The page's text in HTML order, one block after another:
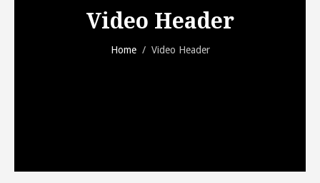
Video Header
Home / Video Header